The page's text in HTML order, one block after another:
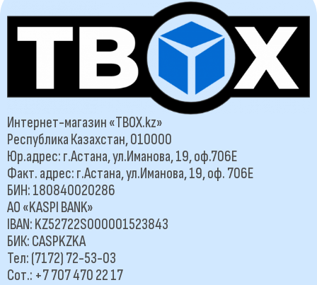
Интернет-магазин «TBOX.kz»
Республика Казахстан, 010000
Юр.адрес: г.Астана, ул.Иманова, 19, оф.706Е
Факт. адрес: г.Астана, ул.Иманова, 19, оф. 706Е
БИН: 180840020286
АО «KASPI BANK»
IBAN: KZ52722S000001523843
БИК: CASPKZKA
Тел: (7172) 72-53-03
Сот.: +7 707 470 22 17